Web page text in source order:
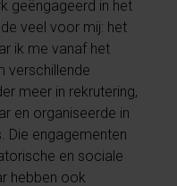
geëngageerd in het
veel voor mij: het
ik me vanaf het
verschillende
meer in rekrutering,
en organiseerde in
Die engagementen
en sociale
hebben ook